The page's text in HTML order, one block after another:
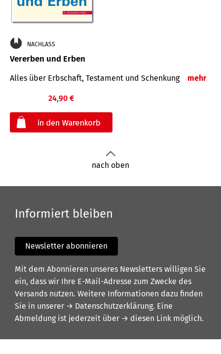
NACHLASS
Vererben und Erben
Alles über Erbschaft, Testament und Schenkung mehr
24,90 €
nach oben
Informiert bleiben
Newsletter abonnieren
Mit dem Abonnieren unseres Newsletters willigen Sie
ein, dass wir Ihre E-Mail-Adresse zum Zwecke des
Versands nutzen. Weitere Informationen dazu finden
Sie in unserer → Datenschutzerklärung. Eine
Abmeldung ist jederzeit über → diesen Link möglich.